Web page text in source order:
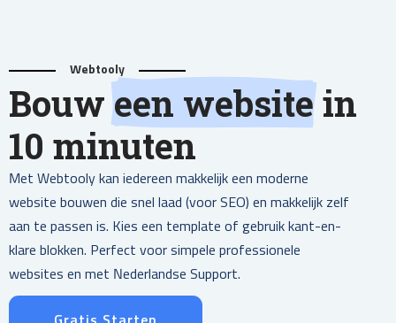
Webtooly
Bouw een website in
10 minuten
Met Webtooly kan iedereen makkelijk een moderne
website bouwen die snel laad (voor SEO) en makkelijk zelf
aan te passen is. Kies een template of gebruik kant-en-
klare blokken. Perfect voor simpele professionele
websites en met Nederlandse Support.